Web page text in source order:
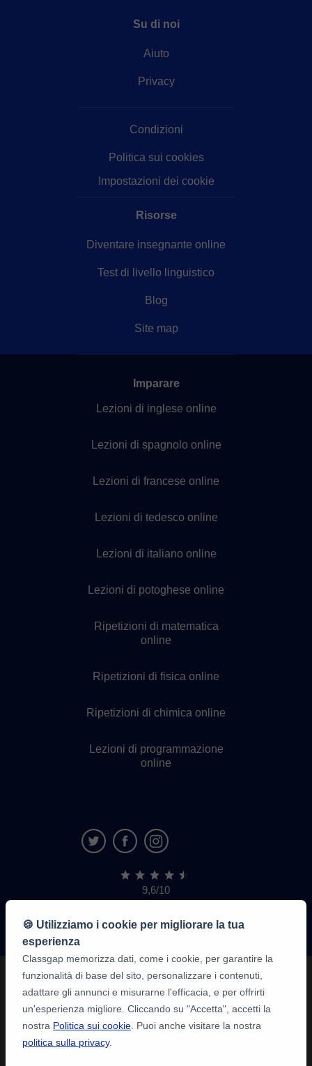
Su di noi
Aiuto
Privacy
Condizioni
Politica sui cookies
Impostazioni dei cookie
Risorse
Diventare insegnante online
Test di livello linguistico
Blog
Site map
Imparare
Lezioni di inglese online
Lezioni di spagnolo online
Lezioni di francese online
Lezioni di tedesco online
Lezioni di italiano online
Lezioni di potoghese online
Ripetizioni di matematica
online
Ripetizioni di fisica online
Ripetizioni di chimica online
Lezioni di programmazione
online
9,6/10
1.339.284
recensioni
di
alunni
🍪 Utilizziamo i cookie per migliorare la tua
esperienza
Classgap memorizza dati, come i cookie, per garantire la
funzionalità di base del sito, personalizzare i contenuti,
adattare gli annunci e misurarne l'efficacia, e per offrirti
un'esperienza migliore. Cliccando su "Accetta", accetti la
nostra Politica sui cookie . Puoi anche visitare la nostra
politica sulla privacy.